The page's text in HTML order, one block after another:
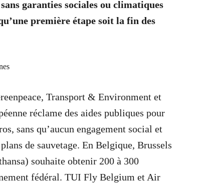
garanties sociales ou climatiques
première étape soit la fin des
Transport & Environment et
réclame des aides publiques pour
sans qu’aucun engagement social et
de sauvetage. En Belgique, Brussels
souhaite obtenir 200 à 300
fédéral. TUI Fly Belgium et Air